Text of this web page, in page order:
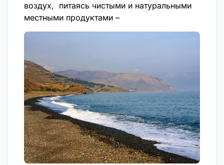
воздух, питаясь чистыми и натуральными
местными продуктами –